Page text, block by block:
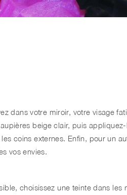
dans votre miroir, votre visage
beige clair, puis
coins externes. Enfin, pour un
vos envies.
choisissez une teinte dans les